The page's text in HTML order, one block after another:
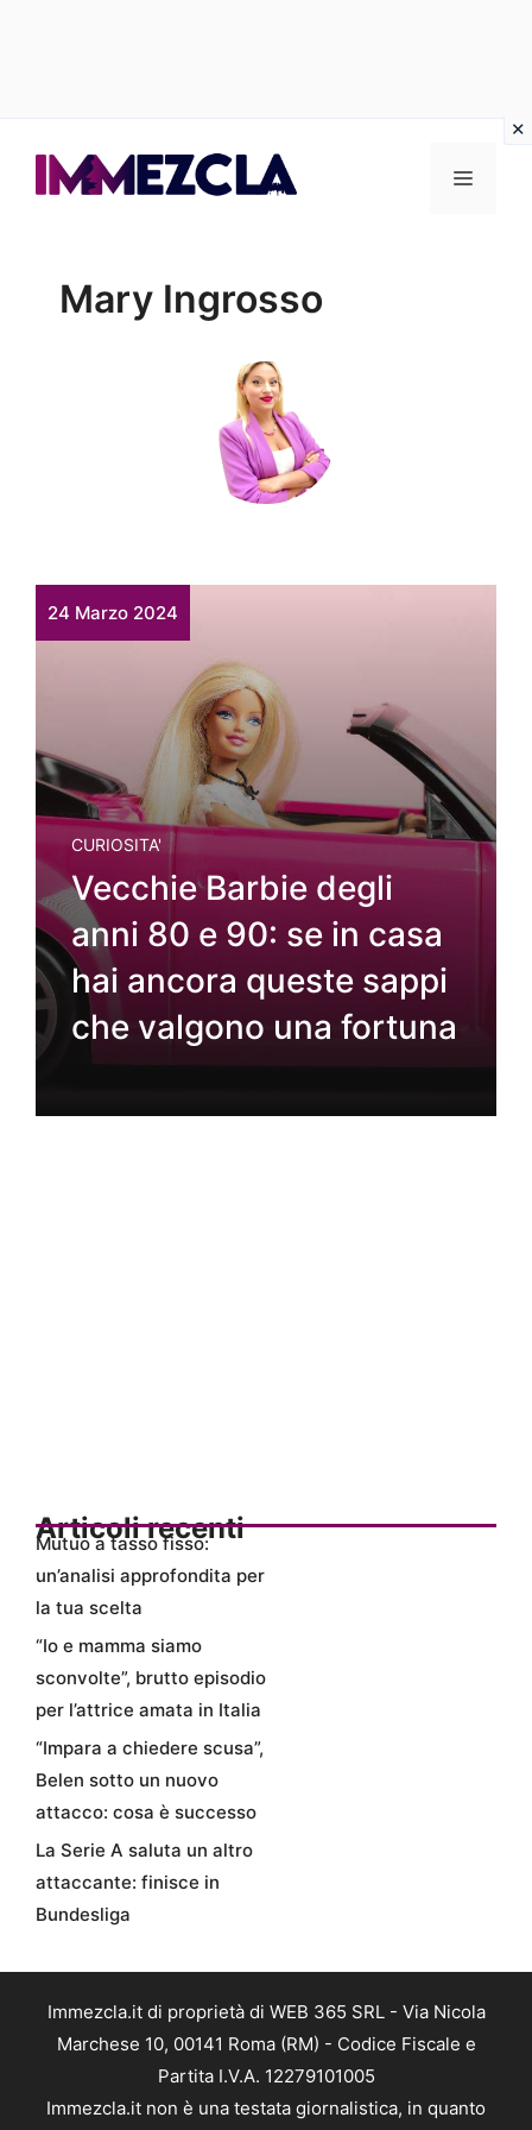
Menu
Mary Ingrosso
24 Marzo 2024
CURIOSITA'
Vecchie Barbie degli
anni 80 e 90: se in casa
hai ancora queste sappi
che valgono una fortuna
Articoli recenti
Mutuo a tasso fisso:
un’analisi approfondita per
la tua scelta
“Io e mamma siamo
sconvolte”, brutto episodio
per l’attrice amata in Italia
“Impara a chiedere scusa”,
Belen sotto un nuovo
attacco: cosa è successo
La Serie A saluta un altro
attaccante: finisce in
Bundesliga
Immezcla.it di proprietà di WEB 365 SRL - Via Nicola
Marchese 10, 00141 Roma (RM) - Codice Fiscale e
Partita I.V.A. 12279101005
Immezcla.it non è una testata giornalistica, in quanto